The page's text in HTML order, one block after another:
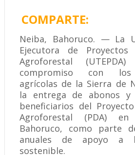
COMPARTE:
Neiba, Bahoruco. — La
Ejecutora de
Agroforestal
compromiso con los
agrícolas de la Sierra de
la entrega de abonos y
beneficiarios del
Agroforestal (PDA)
Bahoruco, como parte
anuales de apoyo a
sostenible.